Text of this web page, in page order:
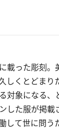
載った彫刻。
しくとどま
対象になる
した服が掲
して世に問う